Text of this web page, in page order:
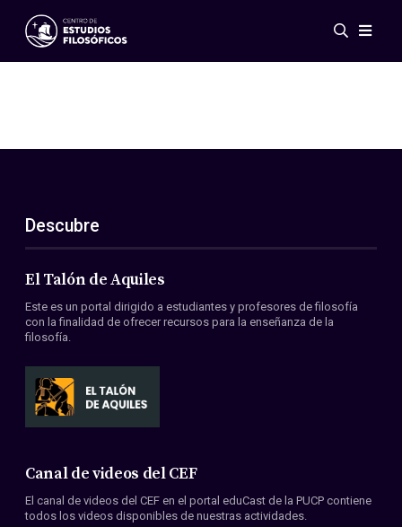
Eventos
ES
EN
Acerca de nosotros
Miembros
Convenios
Descubre
El Talón de Aquiles
Este es un portal dirigido a estudiantes y profesores de filosofía
con la finalidad de ofrecer recursos para la enseñanza de la
filosofía.
Canal de videos del CEF
El canal de videos del CEF en el portal eduCast de la PUCP contiene
todos los videos disponibles de nuestras actividades.